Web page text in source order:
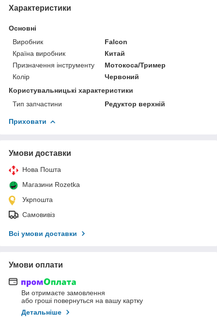
Характеристики
Основні
Виробник
Falcon
Країна виробник
Китай
Призначення інструменту
Мотокоса/Тример
Колір
Червоний
Користувальницькі характеристики
Тип запчастини
Редуктор верхній
Приховати
Умови доставки
Нова Пошта
Магазини Rozetka
Укрпошта
Самовивіз
Всі умови доставки
Умови оплати
Ви отримаєте замовлення
або гроші повернуться на вашу картку
Детальніше